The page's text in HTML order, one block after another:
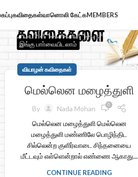
கவிதைகள்வானொலி கேட்கMEMBERS
இங்கு பாா்வையிடலாம்
வியாழன் கவிதைகள்
மெல்லென மழைத்துளி
By Nada Mohan 0
மெல்லென மழைத்துளி மெல்லென
மழைத்துளி மண்ணிலே பொழிந்திட
சில்லென்ற குளிர்வாடை சிந்தனையை
மீட்டவும் எள்ளென்றால் எண்ணை ஆகாது...
CONTINUE READING